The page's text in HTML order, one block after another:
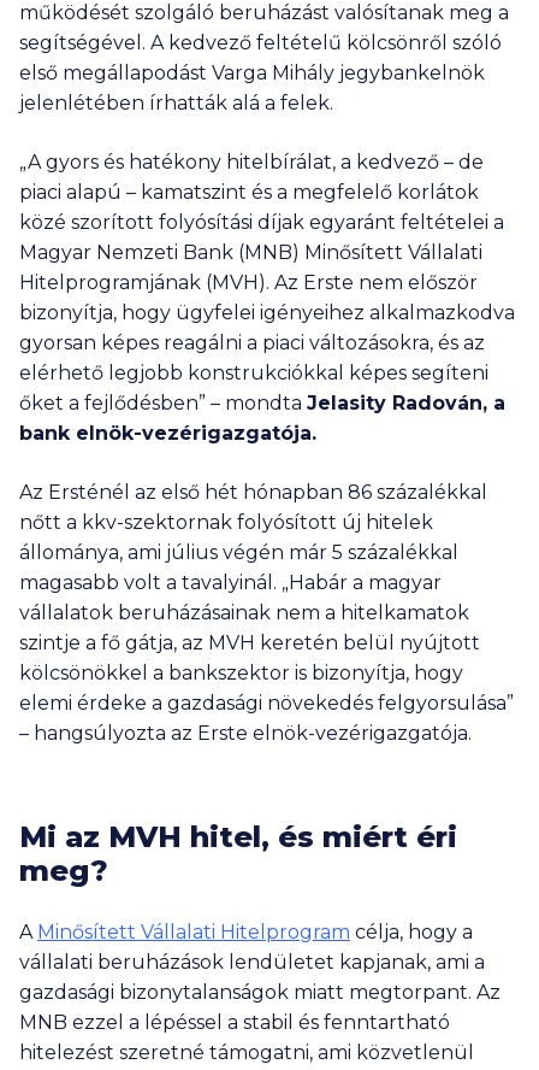
működését szolgáló beruházást valósítanak meg a
segítségével. A kedvező feltételű kölcsönről szóló
első megállapodást Varga Mihály jegybankelnök
jelenlétében írhatták alá a felek.
„A gyors és hatékony hitelbírálat, a kedvező – de
piaci alapú – kamatszint és a megfelelő korlátok
közé szorított folyósítási díjak egyaránt feltételei a
Magyar Nemzeti Bank (MNB) Minősített Vállalati
Hitelprogramjának (MVH). Az Erste nem először
bizonyítja, hogy ügyfelei igényeihez alkalmazkodva
gyorsan képes reagálni a piaci változásokra, és az
elérhető legjobb konstrukciókkal képes segíteni
őket a fejlődésben” – mondta Jelasity Radován, a
bank elnök-vezérigazgatója.
Az Ersténél az első hét hónapban 86 százalékkal
nőtt a kkv-szektornak folyósított új hitelek
állománya, ami július végén már 5 százalékkal
magasabb volt a tavalyinál. „Habár a magyar
vállalatok beruházásainak nem a hitelkamatok
szintje a fő gátja, az MVH keretén belül nyújtott
kölcsönökkel a bankszektor is bizonyítja, hogy
elemi érdeke a gazdasági növekedés felgyorsulása”
– hangsúlyozta az Erste elnök-vezérigazgatója.
Mi az MVH hitel, és miért éri
meg?
A Minősített Vállalati Hitelprogram célja, hogy a
vállalati beruházások lendületet kapjanak, ami a
gazdasági bizonytalanságok miatt megtorpant. Az
MNB ezzel a lépéssel a stabil és fenntartható
hitelezést szeretné támogatni, ami közvetlenül